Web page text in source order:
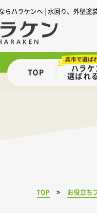
らハラケンへ | 水回り、外壁塗
TOP ハラ
選ばれ
TOP
お役立ち